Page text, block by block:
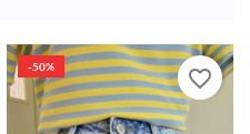
-50% favorite_border